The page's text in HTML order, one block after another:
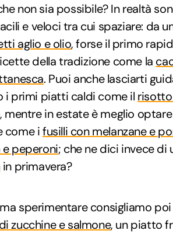
non sia possibile? In realtà
e veloci tra cui spaziare: da
aglio e olio, forse il primo
della tradizione come la
. Puoi anche lasciarti
i primi piatti caldi come il
mentre in estate è meglio
come ifusilli con melanzane e
peperoni; che ne dici invece di
in primavera?
sperimentare consigliamo
zucchine e salmone, un piatto